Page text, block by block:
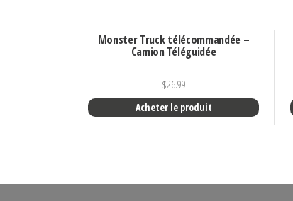
Monster Truck télécommandée –
Camion Téléguidée
$26.99
Acheter le produit